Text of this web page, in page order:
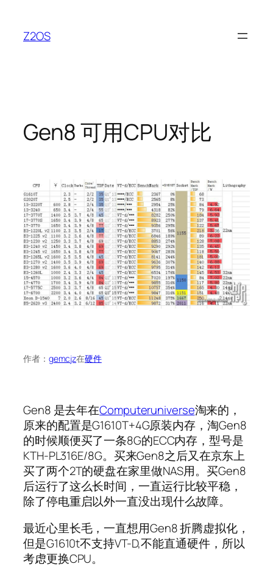
Z2OS
Gen8 可用CPU对比
作者： gemcjz在硬件
Gen8 是去年在Computeruniverse淘来的，
原来的配置是G1610T+4G原装内存，淘Gen8
的时候顺便买了一条8G的ECC内存，型号是
KTH-PL316E/8G。买来Gen8之后又在京东上
买了两个2T的硬盘在家里做NAS用。买Gen8
后运行了这么长时间，一直运行比较平稳，
除了停电重启以外一直没出现什么故障。
最近心里长毛，一直想用Gen8 折腾虚拟化，
但是G1610t不支持VT-D,不能直通硬件，所以
考虑更换CPU。